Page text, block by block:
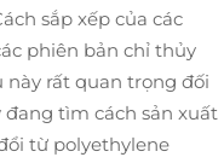
sắp xếp của các
phiên bản chỉ thủy
này rất quan trọng đối
đang tìm cách sản xuất
từ polyethylene